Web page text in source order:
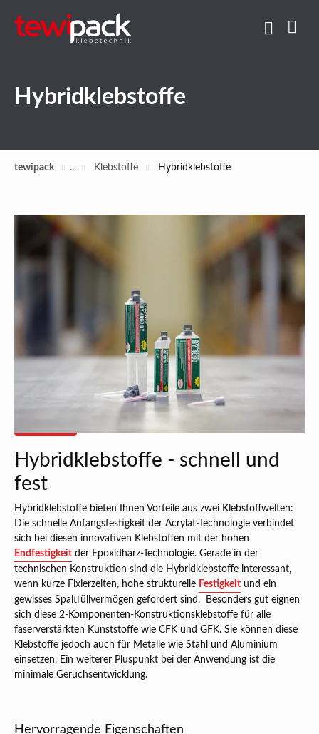
Hybridklebstoffe
tewipack Klebstoffe Hybridklebstoffe
Hybridklebstoffe - schnell und
fest
Hybridklebstoffe bieten Ihnen Vorteile aus zwei Klebstoffwelten:
Die schnelle Anfangsfestigkeit der Acrylat-Technologie verbindet
sich bei diesen innovativen Klebstoffen mit der hohen
Endfestigkeit der Epoxidharz-Technologie. Gerade in der
technischen Konstruktion sind die Hybridklebstoffe interessant,
wenn kurze Fixierzeiten, hohe strukturelle Festigkeit und ein
gewisses Spaltfüllvermögen gefordert sind. Besonders gut eignen
sich diese 2-Komponenten-Konstruktionsklebstoffe für alle
faserverstärkten Kunststoffe wie CFK und GFK. Sie können diese
Klebstoffe jedoch auch für Metalle wie Stahl und Aluminium
einsetzen. Ein weiterer Pluspunkt bei der Anwendung ist die
minimale Geruchsentwicklung.
Hervorragende Eigenschaften